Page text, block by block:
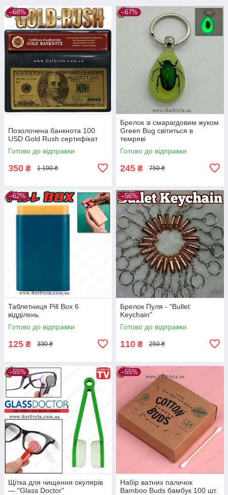
–68%
Позолочена банкнота 100
USD Gold Rush сертифікат
Готово до відправки
350 ₴ 1 100 ₴
–67%
Брелок зі смарагдовим жуком
Green Bug світиться в
темряві
Готово до відправки
245 ₴ 750 ₴
–62%
Таблетниця Pill Box 6
відділень
Готово до відправки
125 ₴ 330 ₴
–56%
Брелок Пуля - "Bullet
Keychain"
Готово до відправки
110 ₴ 250 ₴
–55%
Щітка для чищення окулярів
— "Glass Doctor"
–55%
Набір ватних паличок
Bamboo Buds бамбук 100 шт.